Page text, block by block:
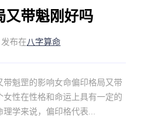
又带魁刚好吗
发布在八字算命
带魁罡的影响女命偏印格局又带
女性在性格和命运上具有一定的
理学来说，偏印格代表...